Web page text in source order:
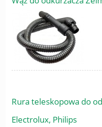
Rura teleskopowa do
Electrolux, Philips